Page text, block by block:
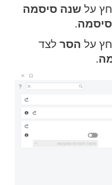
על שנה סיסמה
.
על הסר לצד
.